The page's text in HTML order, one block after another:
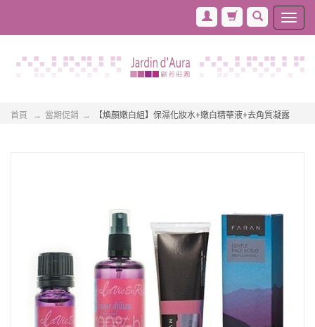
首頁 當期促銷 【煥顏嫩白組】保濕化妝水+嫩白精華液+去角質凝露